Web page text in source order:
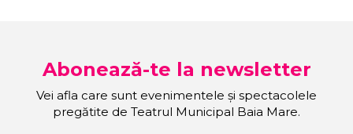
Abonează-te la newsletter
Vei afla care sunt evenimentele și spectacolele
pregătite de Teatrul Municipal Baia Mare.